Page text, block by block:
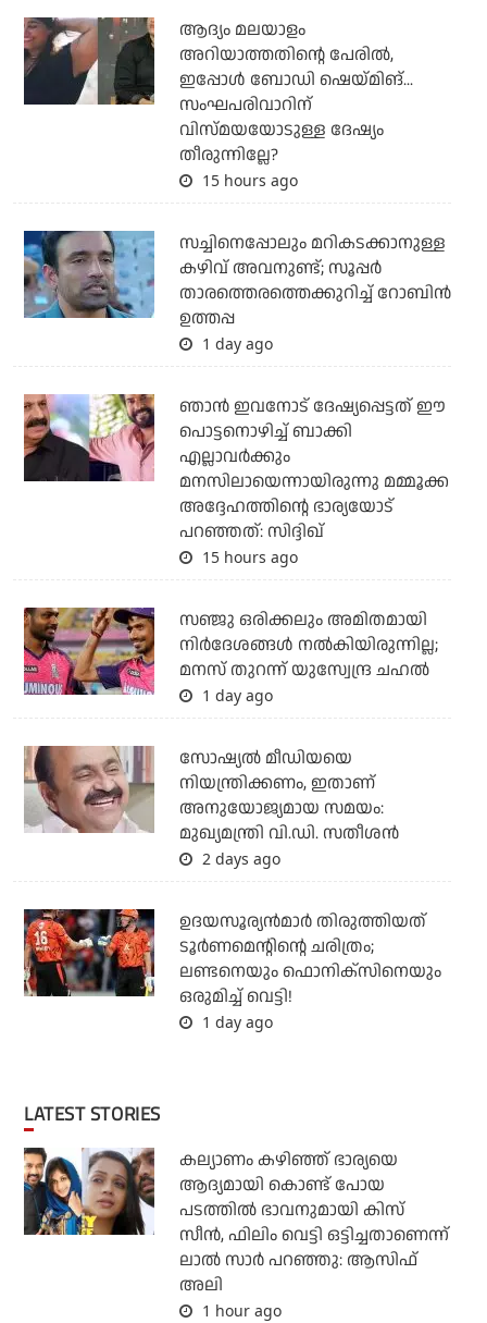
ആദ്യം മലയാളം
അറിയാത്തതിന്റെ പേരില്‍,
ഇപ്പോള്‍ ബോഡി ഷെയ്മിങ്...
സംഘപരിവാറിന്
വിസ്മയയോടുള്ള ദേഷ്യം
തീരുന്നില്ലേ?
15 hours ago
സച്ചിനെപ്പോലും മറികടക്കാനുള്ള
കഴിവ് അവനുണ്ട്; സൂപ്പര്‍
താരത്തെരത്തെക്കുറിച്ച് റോബിന്‍
ഉത്തപ്പ
1 day ago
ഞാന്‍ ഇവനോട് ദേഷ്യപ്പെട്ടത് ഈ
പൊട്ടനൊഴിച്ച് ബാക്കി
എല്ലാവര്‍ക്കും
മനസിലായെന്നായിരുന്നു മമ്മൂക്ക
അദ്ദേഹത്തിന്റെ ഭാര്യയോട്
പറഞ്ഞത്: സിദ്ദിഖ്
15 hours ago
സഞ്ജു ഒരിക്കലും അമിതമായി
നിര്‍ദേശങ്ങള്‍ നല്‍കിയിരുന്നില്ല;
മനസ് തുറന്ന് യുസ്വേന്ദ്ര ചഹല്‍
1 day ago
സോഷ്യല്‍ മീഡിയയെ
നിയന്ത്രിക്കണം, ഇതാണ്
അനുയോജ്യമായ സമയം:
മുഖ്യമന്ത്രി വി.ഡി. സതീശന്‍
2 days ago
ഉദയസൂര്യന്‍മാര്‍ തിരുത്തിയത്
ടൂര്‍ണമെന്റിന്റെ ചരിത്രം;
ലണ്ടനെയും ഫൊനിക്‌സിനെയും
ഒരുമിച്ച് വെട്ടി!
1 day ago
LATEST STORIES
കല്യാണം കഴിഞ്ഞ് ഭാര്യയെ
ആദ്യമായി കൊണ്ട് പോയ
പടത്തില്‍ ഭാവനുമായി കിസ്
സീന്‍, ഫിലിം വെട്ടി ഒട്ടിച്ചതാണെന്ന്
ലാല്‍ സാര്‍ പറഞ്ഞു: ആസിഫ്
അലി
1 hour ago